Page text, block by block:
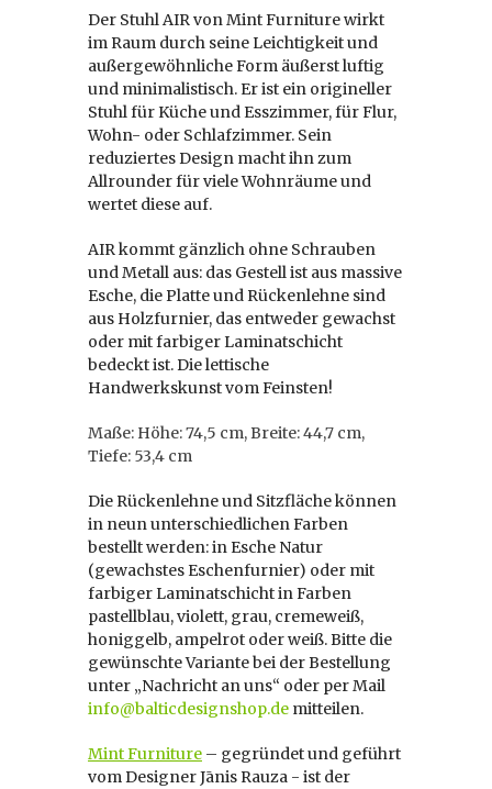
Der Stuhl AIR von Mint Furniture wirkt
im Raum durch seine Leichtigkeit und
außergewöhnliche Form äußerst luftig
und minimalistisch. Er ist ein origineller
Stuhl für Küche und Esszimmer, für Flur,
Wohn- oder Schlafzimmer. Sein
reduziertes Design macht ihn zum
Allrounder für viele Wohnräume und
wertet diese auf.
AIR kommt gänzlich ohne Schrauben
und Metall aus: das Gestell ist aus massive
Esche, die Platte und Rückenlehne sind
aus Holzfurnier, das entweder gewachst
oder mit farbiger Laminatschicht
bedeckt ist. Die lettische
Handwerkskunst vom Feinsten!
Maße: Höhe: 74,5 cm, Breite: 44,7 cm,
Tiefe: 53,4 cm
Die Rückenlehne und Sitzfläche können
in neun unterschiedlichen Farben
bestellt werden: in Esche Natur
(gewachstes Eschenfurnier) oder mit
farbiger Laminatschicht in Farben
pastellblau, violett, grau, cremeweiß,
honiggelb, ampelrot oder weiß. Bitte die
gewünschte Variante bei der Bestellung
unter „Nachricht an uns“ oder per Mail
info@balticdesignshop.de mitteilen.
Mint Furniture – gegründet und geführt
vom Designer Jānis Rauza - ist der